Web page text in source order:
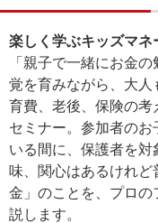
楽しく学ぶキッズマネ
「親子で一緒にお金
覚を育みながら、大
育費、老後、保険の
セミナー。参加者の
いる間に、保護者を
味、関心はあるけれ
金」のことを、プロ
説します。